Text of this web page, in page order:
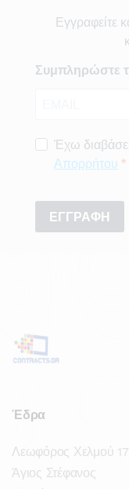
Έδρα
Λεωφόρος Χελμού 17
Άγιος Στέφανος